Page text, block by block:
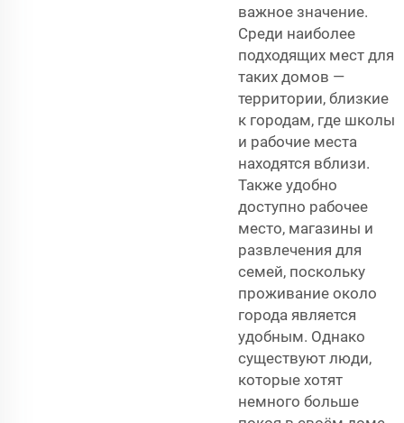
важное значение.
Среди наиболее
подходящих мест для
таких домов —
территории, близкие
к городам, где школы
и рабочие места
находятся вблизи.
Также удобно
доступно рабочее
место, магазины и
развлечения для
семей, поскольку
проживание около
города является
удобным. Однако
существуют люди,
которые хотят
немного больше